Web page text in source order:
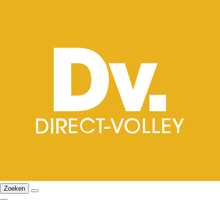
Zoeken